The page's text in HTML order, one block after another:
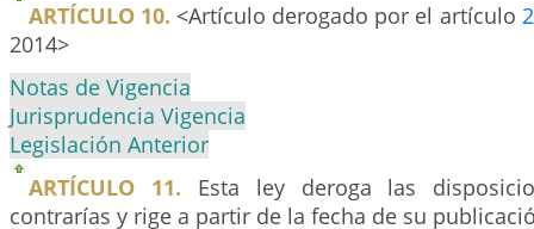
ARTÍCULO 10. <Artículo derogado por el artículo
2014>
Notas de Vigencia
Jurisprudencia Vigencia
Legislación Anterior
ARTÍCULO 11. Esta ley deroga las
contrarías y rige a partir de la fecha de su